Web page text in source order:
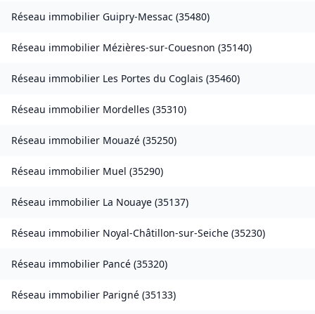
Réseau immobilier Guipry-Messac (35480)
Réseau immobilier Mézières-sur-Couesnon (35140)
Réseau immobilier Les Portes du Coglais (35460)
Réseau immobilier Mordelles (35310)
Réseau immobilier Mouazé (35250)
Réseau immobilier Muel (35290)
Réseau immobilier La Nouaye (35137)
Réseau immobilier Noyal-Châtillon-sur-Seiche (35230)
Réseau immobilier Pancé (35320)
Réseau immobilier Parigné (35133)